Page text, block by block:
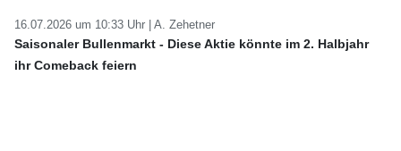
16.07.2026 um 10:33 Uhr | A. Zehetner
Saisonaler Bullenmarkt - Diese Aktie könnte im 2. Halbjahr
ihr Comeback feiern